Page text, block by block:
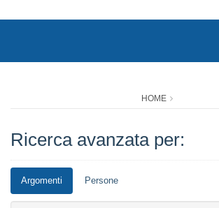
HOME
Ricerca avanzata per:
Argomenti Persone